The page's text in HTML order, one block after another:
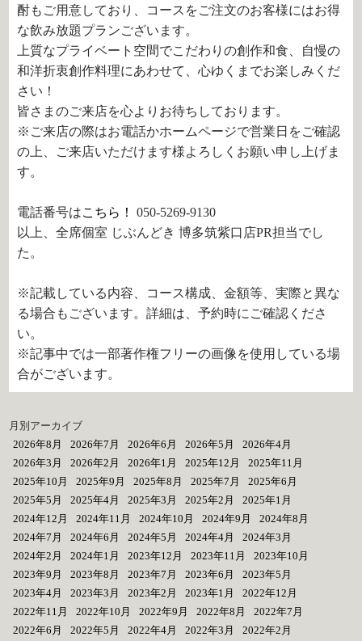
酎もご用意しており、コースをご注文のお客様にはお得
な飲み放題プランございます。
上質なプライベート空間でこだわりの創作和食、自慢の
和洋折衷創作料理にあわせて、心ゆくまでお楽しみくだ
さい！
皆さまのご来店を心よりお待ちしております。
※ご来店の際はお電話かホームページで営業日をご確認
の上、ご来店いただけます様よろしくお願い申し上げま
す。
電話番号はこちら！
050-5269-9130
以上、全席個室 じぶんどき 博多筑紫口店PR担当でし
た。
※記載している内容、コース構成、金額等、実際と異な
る場合もございます。詳細は、予約時にご確認くださ
い。
※記事中では一部著作権フリーの画像を使用している場
合がございます。
月別アーカイブ
2026年8月
2026年7月 2026年6月 2026年5月
2026年4月
2026年3月
2026年2月 2026年1月 2025年12月
2025年11月
2025年10月
2025年9月 2025年8月 2025年7月
2025年6月
2025年5月
2025年4月 2025年3月 2025年2月
2025年1月
2024年12月
2024年11月 2024年10月 2024年9月
2024年8月
2024年7月
2024年6月 2024年5月 2024年4月
2024年3月
2024年2月
2024年1月 2023年12月 2023年11月
2023年10月
2023年9月
2023年8月 2023年7月 2023年6月
2023年5月
2023年4月
2023年3月 2023年2月 2023年1月
2022年12月
2022年11月
2022年10月 2022年9月 2022年8月
2022年7月
2022年6月
2022年5月 2022年4月 2022年3月
2022年2月